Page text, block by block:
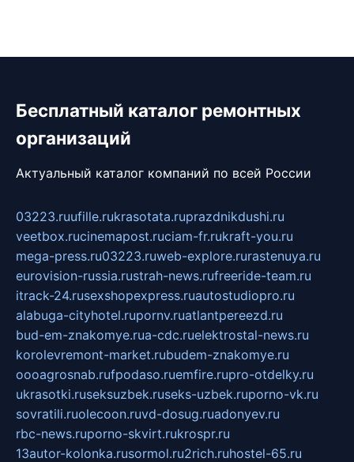
Бесплатный каталог ремонтных
организаций
Актуальный каталог компаний по всей России
03223.ruufille.rukrasotata.ruprazdnikdushi.ru
veetbox.rucinemapost.ruciam-fr.rukraft-you.ru
mega-press.ru03223.ruweb-explore.rurastenuya.ru
eurovision-russia.rustrah-news.rufreeride-team.ru
itrack-24.rusexshopexpress.ruautostudiopro.ru
alabuga-cityhotel.rupornv.ruatlantpereezd.ru
bud-em-znakomye.rua-cdc.ruelektrostal-news.ru
korolevremont-market.rubudem-znakomye.ru
oooagrosnab.rufpodaso.ruemfire.rupro-otdelky.ru
ukrasotki.ruseksuzbek.ruseks-uzbek.ruporno-vk.ru
sovratili.ruolecoon.ruvd-dosug.ruadonyev.ru
rbc-news.ruporno-skvirt.rukrospr.ru
13autor-kolonka.rusormol.ru2rich.ruhostel-65.ru